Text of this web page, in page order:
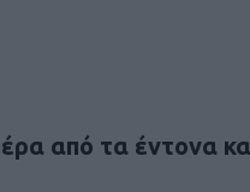
από τα έντονα